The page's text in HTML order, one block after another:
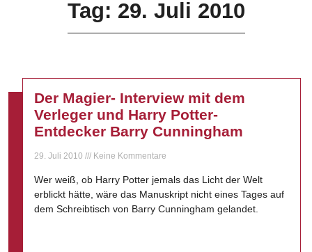
Tag: 29. Juli 2010
Der Magier- Interview mit dem
Verleger und Harry Potter-
Entdecker Barry Cunningham
29. Juli 2010 Keine Kommentare
Wer weiß, ob Harry Potter jemals das Licht der Welt
erblickt hätte, wäre das Manuskript nicht eines Tages auf
dem Schreibtisch von Barry Cunningham gelandet.